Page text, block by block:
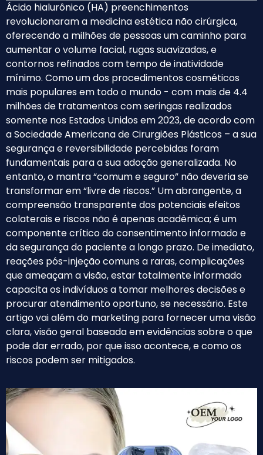
Ácido hialurônico (HA) preenchimentos
revolucionaram a medicina estética não cirúrgica,
oferecendo a milhões de pessoas um caminho para
aumentar o volume facial, rugas suavizadas, e
contornos refinados com tempo de inatividade
mínimo. Como um dos procedimentos cosméticos
mais populares em todo o mundo - com mais de 4.4
milhões de tratamentos com seringas realizados
somente nos Estados Unidos em 2023, de acordo com
a Sociedade Americana de Cirurgiões Plásticos – a sua
segurança e reversibilidade percebidas foram
fundamentais para a sua adoção generalizada. No
entanto, o mantra “comum e seguro” não deveria se
transformar em “livre de riscos.” Um abrangente, a
compreensão transparente dos potenciais efeitos
colaterais e riscos não é apenas acadêmica; é um
componente crítico do consentimento informado e
da segurança do paciente a longo prazo. De imediato,
reações pós-injeção comuns a raras, complicações
que ameaçam a visão, estar totalmente informado
capacita os indivíduos a tomar melhores decisões e
procurar atendimento oportuno, se necessário. Este
artigo vai além do marketing para fornecer uma visão
clara, visão geral baseada em evidências sobre o que
pode dar errado, por que isso acontece, e como os
riscos podem ser mitigados.